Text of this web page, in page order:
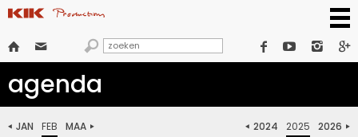
      
agenda
 JAN FEB MAA   2024 2025 2026 